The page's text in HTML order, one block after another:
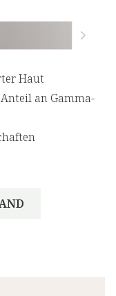
Haut
an Gamma-